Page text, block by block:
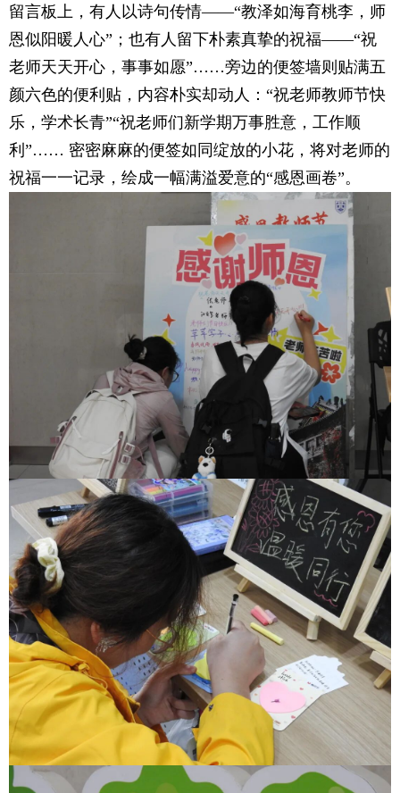
留言板上，有人以诗句传情——“教泽如海育桃李，师
恩似阳暖人心”；也有人留下朴素真挚的祝福——“祝
老师天天开心，事事如愿”……旁边的便签墙则贴满五
颜六色的便利贴，内容朴实却动人：“祝老师教师节快
乐，学术长青”“祝老师们新学期万事胜意，工作顺
利”…… 密密麻麻的便签如同绽放的小花，将对老师的
祝福一一记录，绘成一幅满溢爱意的“感恩画卷”。